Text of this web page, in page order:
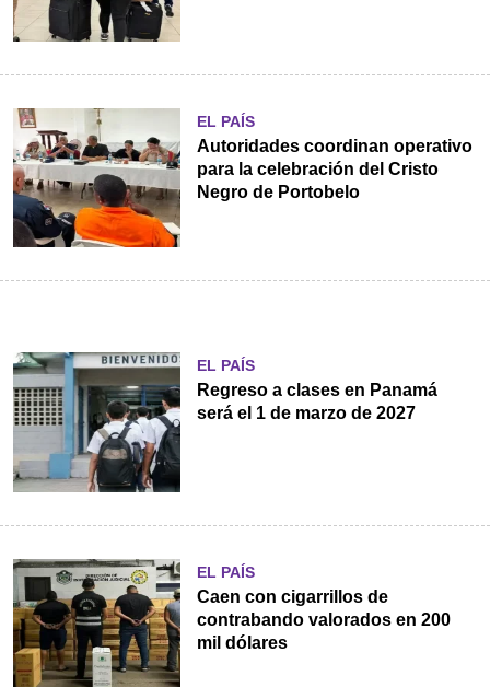
EL PAÍS
Autoridades coordinan operativo
para la celebración del Cristo
Negro de Portobelo
EL PAÍS
Regreso a clases en Panamá
será el 1 de marzo de 2027
EL PAÍS
Caen con cigarrillos de
contrabando valorados en 200
mil dólares